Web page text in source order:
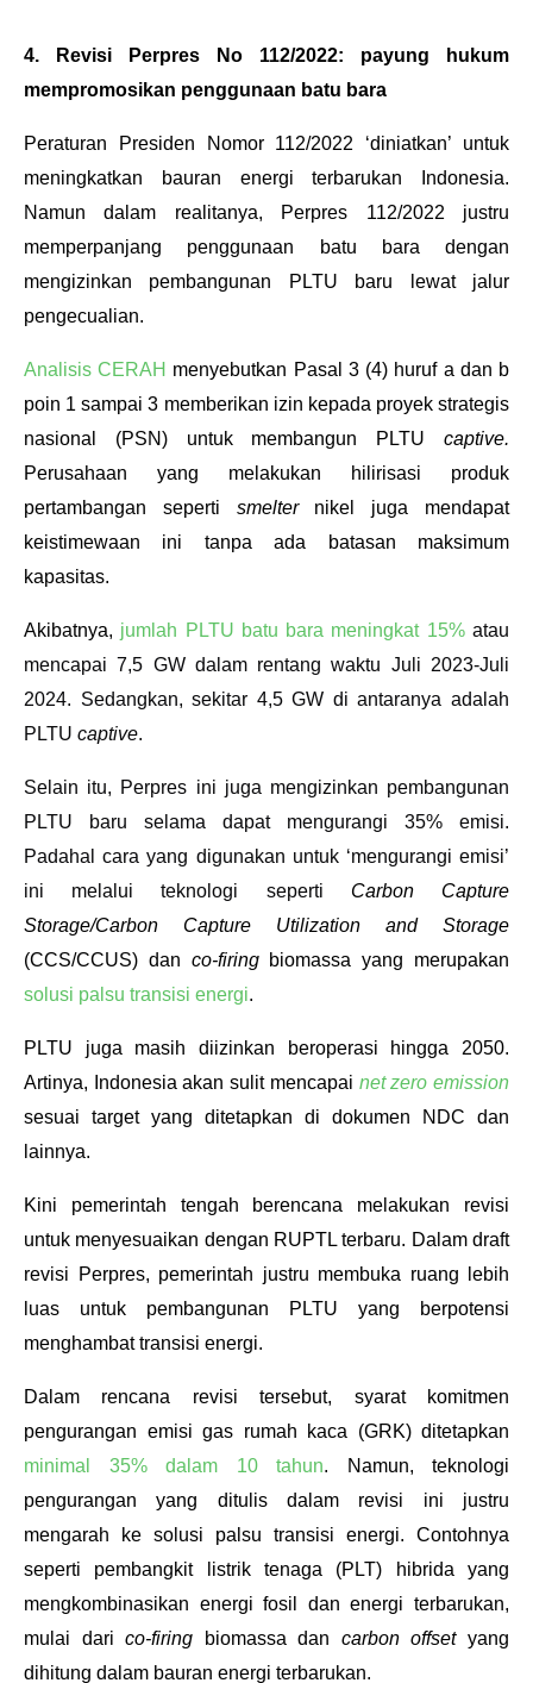
4. Revisi Perpres No 112/2022: payung hukum
mempromosikan penggunaan batu bara
Peraturan Presiden Nomor 112/2022 ‘diniatkan’ untuk
meningkatkan bauran energi terbarukan Indonesia.
Namun dalam realitanya, Perpres 112/2022 justru
memperpanjang penggunaan batu bara dengan
mengizinkan pembangunan PLTU baru lewat jalur
pengecualian.
Analisis CERAH menyebutkan Pasal 3 (4) huruf a dan b
poin 1 sampai 3 memberikan izin kepada proyek strategis
nasional (PSN) untuk membangun PLTU captive.
Perusahaan yang melakukan hilirisasi produk
pertambangan seperti smelter nikel juga mendapat
keistimewaan ini tanpa ada batasan maksimum
kapasitas.
Akibatnya, jumlah PLTU batu bara meningkat 15% atau
mencapai 7,5 GW dalam rentang waktu Juli 2023-Juli
2024. Sedangkan, sekitar 4,5 GW di antaranya adalah
PLTU captive.
Selain itu, Perpres ini juga mengizinkan pembangunan
PLTU baru selama dapat mengurangi 35% emisi.
Padahal cara yang digunakan untuk ‘mengurangi emisi’
ini melalui teknologi seperti Carbon Capture
Storage/Carbon Capture Utilization and Storage
(CCS/CCUS) dan co-firing
solusi palsu transisi energi.
PLTU juga masih diizinkan beroperasi hingga 2050.
Artinya, Indonesia akan sulit mencapai net zero emission
sesuai target yang ditetapkan di dokumen NDC dan
lainnya.
Kini pemerintah tengah berencana melakukan revisi
untuk menyesuaikan dengan RUPTL terbaru. Dalam draft
revisi Perpres, pemerintah justru membuka ruang lebih
luas untuk pembangunan PLTU yang berpotensi
menghambat transisi energi.
Dalam rencana revisi tersebut, syarat komitmen
minimal 35% dalam 10 tahun. Namun, teknologi
pengurangan yang ditulis dalam revisi ini justru
mengarah ke solusi palsu transisi energi. Contohnya
seperti pembangkit listrik tenaga (PLT) hibrida yang
mengkombinasikan energi fosil dan energi terbarukan,
mulai dari co-firing biomassa dan carbon offset yang
dihitung dalam bauran energi terbarukan.